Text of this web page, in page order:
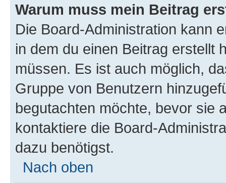
Warum muss mein Beitrag
Die Board-Administration kann
in dem du einen Beitrag erstellt
müssen. Es ist auch möglich,
Gruppe von Benutzern
begutachten möchte, bevor sie
kontaktiere die Board-
dazu benötigst.
Nach oben